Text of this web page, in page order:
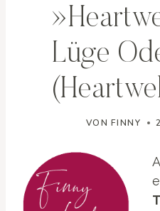
Lüge
VON FINNY
A